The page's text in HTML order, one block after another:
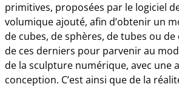
primitives, proposées par le logiciel
volumique ajouté, afin d’obtenir un
de cubes, de sphères, de tubes ou
de ces derniers pour parvenir au
de la sculpture numérique, avec une
conception. C’est ainsi que de la